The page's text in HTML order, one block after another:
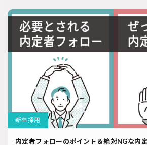
新卒採用
内定者フォローのポイント＆絶対NGな内